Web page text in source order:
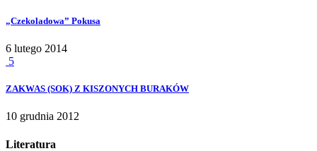
„Czekoladowa” Pokusa
6 lutego 2014
5
ZAKWAS (SOK) Z KISZONYCH BURAKÓW
10 grudnia 2012
Literatura